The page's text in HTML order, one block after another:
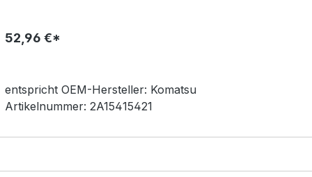
52,96 €*
entspricht OEM-Hersteller: Komatsu
Artikelnummer: 2A15415421